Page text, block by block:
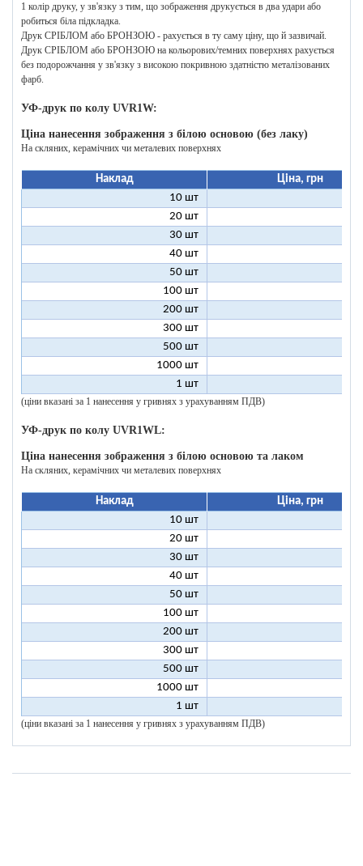
1 колір друку, у зв'язку з тим, що зображення друкується в два удари або
робиться біла підкладка.
Друк СРІБЛОМ або БРОНЗОЮ - рахується в ту саму ціну, що й зазвичай.
Друк СРІБЛОМ або БРОНЗОЮ на кольорових/темних поверхнях рахується
без подорожчання у зв'язку з високою покривною здатністю металізованих
фарб.
УФ-друк по колу UVR1W:
Ціна нанесення зображення з білою основою (без лаку)
На скляних, керамічних чи металевих поверхнях
Наклад
Ціна, грн
10 шт
20 шт
30 шт
40 шт
50 шт
100 шт
200 шт
300 шт
500 шт
1000 шт
1 шт
(ціни вказані за 1 нанесення у гривнях з урахуванням ПДВ)
УФ-друк по колу UVR1WL:
Ціна нанесення зображення з білою основою та лаком
На скляних, керамічних чи металевих поверхнях
Наклад
Ціна, грн
10 шт
20 шт
30 шт
40 шт
50 шт
100 шт
200 шт
300 шт
500 шт
1000 шт
1 шт
(ціни вказані за 1 нанесення у гривнях з урахуванням ПДВ)